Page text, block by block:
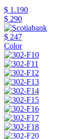
$ 1.190
$ 290
$ 247
Color